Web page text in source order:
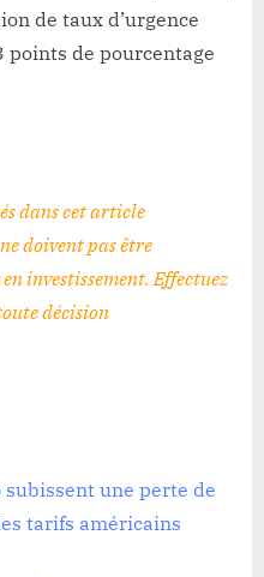
de taux d’urgence
points de pourcentage
dans cet article
doivent pas être
investissement. Effectuez
décision
une perte de
tarifs américains